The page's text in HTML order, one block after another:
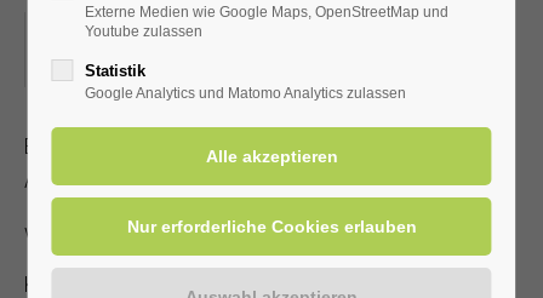
13.05.2025, 10:00
ORT: KURHALLE
Bleiben Sie beweglich und fit - auch im fortgeschrittenen
Alter
von und mit Annette Hoberg-Trockel
Kostenbeitrag mit Kur-/ Einwohnerkarte 2,00 €, ohne 5,00 €
Externe Medien wie Google Maps, OpenStreetMap und
Youtube zulassen
Statistik
Google Analytics und Matomo Analytics zulassen